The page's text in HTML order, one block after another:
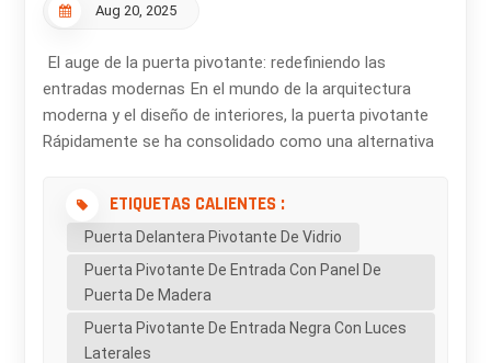
Aug 20, 2025
El auge de la puerta pivotante: redefiniendo las
entradas modernas En el mundo de la arquitectura
moderna y el diseño de interiores, la puerta pivotante
Rápidamente se ha consolidado como una alternativa
tradicionales. Conocidas por su atractivo diseño, las
puertas pivotantes no solo son visualmente
impresionantes, sino que también ofrecen ventajas
prácticas que las convierten en la opción preferida de
propietarios, arquitectos y diseñadores. ¿Qué es una
puerta pivotante?Una puerta pivotante funciona
gracias a un sistema de bisagras único, ubicado en la
ETIQUETAS CALIENTES :
Puerta Delantera Pivotante De Vidrio
Puerta Pivotante De Entrada Con Panel De
Puerta De Madera
Puerta Pivotante De Entrada Negra Con Luces
Laterales